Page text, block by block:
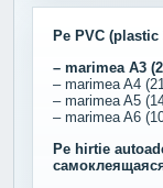
Pe PVC (plastic
– marimea A3
– marimea A4
– marimea A5
– marimea A6
Pe hirtie